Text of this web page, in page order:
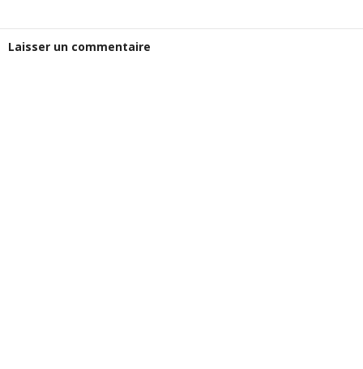
Laisser un commentaire